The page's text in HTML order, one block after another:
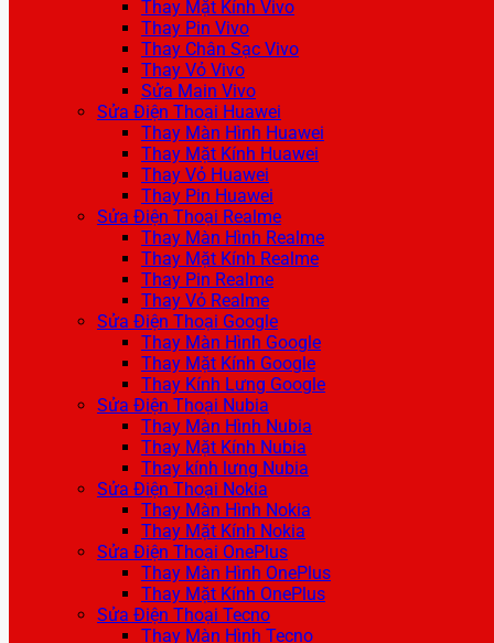
Thay Mặt Kính Vivo
Thay Pin Vivo
Thay Chân Sạc Vivo
Thay Vỏ Vivo
Sửa Main Vivo
Sửa Điện Thoại Huawei
Thay Màn Hình Huawei
Thay Mặt Kính Huawei
Thay Vỏ Huawei
Thay Pin Huawei
Sửa Điện Thoại Realme
Thay Màn Hình Realme
Thay Mặt Kính Realme
Thay Pin Realme
Thay Vỏ Realme
Sửa Điện Thoại Google
Thay Màn Hình Google
Thay Mặt Kính Google
Thay Kính Lưng Google
Sửa Điện Thoại Nubia
Thay Màn Hình Nubia
Thay Mặt Kính Nubia
Thay kính lưng Nubia
Sửa Điện Thoại Nokia
Thay Màn Hình Nokia
Thay Mặt Kính Nokia
Sửa Điện Thoại OnePlus
Thay Màn Hình OnePlus
Thay Mặt Kính OnePlus
Sửa Điện Thoại Tecno
Thay Màn Hình Tecno